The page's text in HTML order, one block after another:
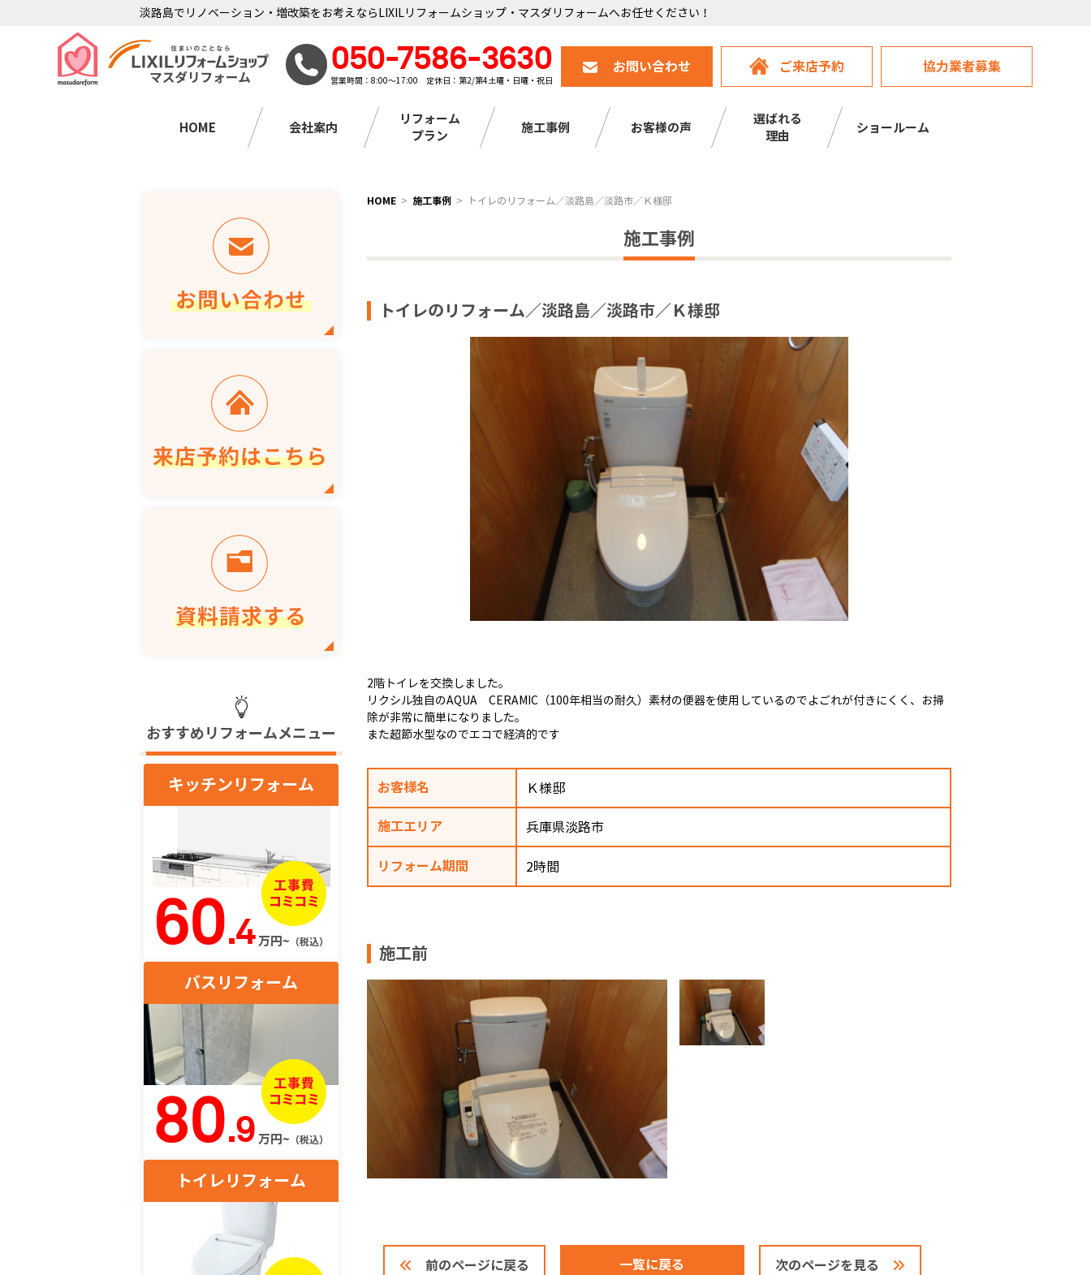
淡路島でリノベーション・増改築をお考えならLIXILリフォームショップ・マスダリフォームへお任せください！
050-7586-3630
営業時間：8:00～17:00 定休日：第2/第4土曜・日曜・祝日
お問い合わせ ご来店予約 協力業者募集
HOME 会社案内
リフォーム
プラン
施工事例 お客様の声
選ばれる
理由
ショールーム
HOME 施工事例 トイレのリフォーム／淡路島／淡路市／Ｋ様邸
施工事例
トイレのリフォーム／淡路島／淡路市／Ｋ様邸
2階トイレを交換しました。
リクシル独自のAQUA CERAMIC（100年相当の耐久）素材の便器を使用しているのでよごれが付きにくく、お掃
除が非常に簡単になりました。
また超節水型なのでエコで経済的です
お客様名 Ｋ様邸
施工エリア 兵庫県淡路市
リフォーム期間 2時間
施工前
前のページに戻る 一覧に戻る 次のページを見る
おすすめリフォームメニュー
キッチンリフォーム
60.4万円~ （税込）
バスリフォーム
80.9 万円~ （税込）
トイレリフォーム